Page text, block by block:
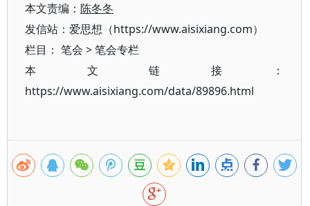
本文责编： 陈冬冬
发信站：爱思想（https://www.aisixiang.com）
栏目： 笔会 >笔会专栏
本文链接：
https://www.aisixiang.com/data/89896.html